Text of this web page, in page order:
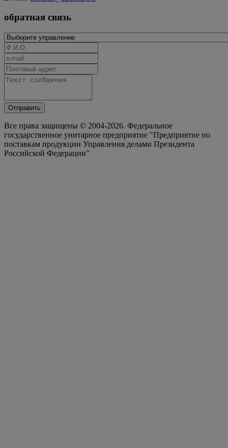
обратная связь
Отправить
Все права защищены © 2004-2026. Федеральное
государственное унитарное предприятие "Предприятие по
поставкам продукции Управления делами Президента
Российской Федерации"